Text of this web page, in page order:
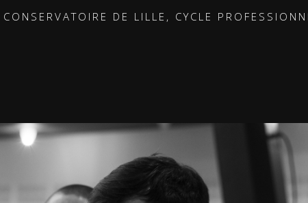
DE LILLE, CYCLE PROFESSIONNEL,